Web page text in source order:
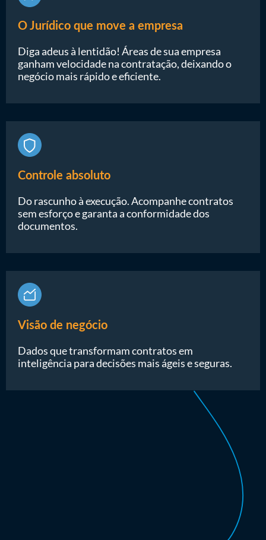
O Jurídico que move a empresa
Diga adeus à lentidão! Áreas de sua empresa
ganham velocidade na contratação, deixando o
negócio mais rápido e eficiente.
Controle absoluto
Do rascunho à execução. Acompanhe contratos
sem esforço e garanta a conformidade dos
documentos.
Visão de negócio
Dados que transformam contratos em
inteligência para decisões mais ágeis e seguras.